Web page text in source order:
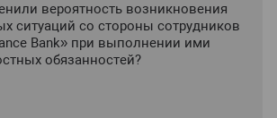
вероятность возникновения
ситуаций со стороны сотрудников
Bank» при выполнении ими
обязанностей?